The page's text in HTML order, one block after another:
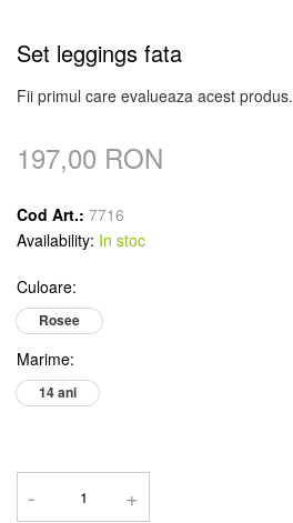
Set leggings fata
Fii primul care evalueaza acest produs.
197,00 RON
Cod Art.: 7716
Availability: In stoc
Culoare:
Rosee
Marime:
14 ani
- +